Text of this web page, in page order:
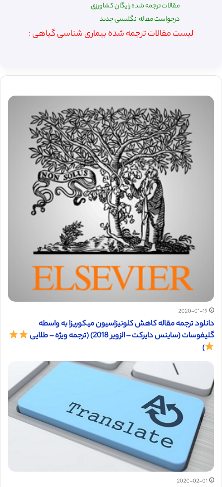
مقالات ترجمه شده رایگان کشاورزی
درخواست مقاله انگلیسی جدید
لیست مقالات ترجمه شده بیماری شناسی گیاهی :
2020-01-19
دانلود ترجمه مقاله کاهش کلونیزاسیون میکوریزا به واسطه
گلیفوسات (ساینس دایرکت – الزویر 2018) (ترجمه ویژه – طلایی
)
2020-02-01